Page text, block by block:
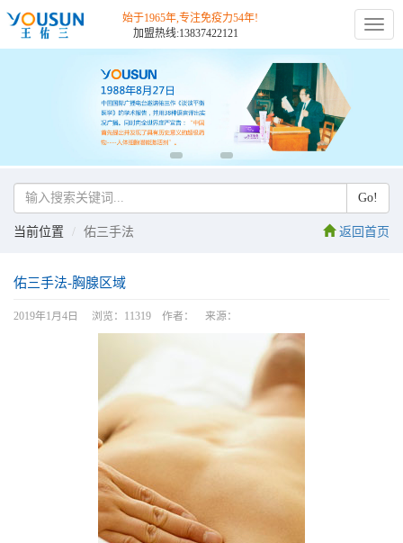
切
换
始于1965年,专注免疫力54年!
加盟热线:13837422121
当前位置 佑三手法 返回首页
Go!
佑三手法-胸腺区域
2019年1月4日 浏览：11319 作者： 来源：